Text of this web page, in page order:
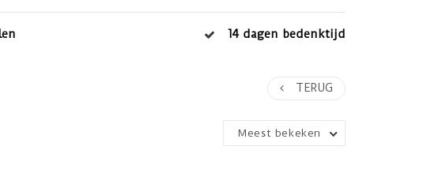
14 dagen bedenktijd
TERUG
Meest bekeken